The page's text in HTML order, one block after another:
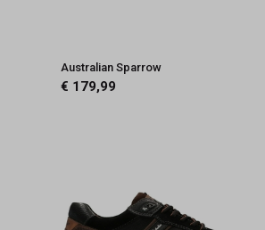
Australian Sparrow
€ 179,99